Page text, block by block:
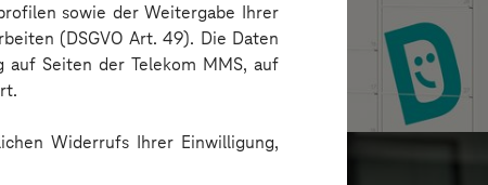
sowie der Weitergabe Ihrer
(DSGVO Art. 49). Die Daten
auf Seiten der Telekom MMS, auf
Widerrufs Ihrer Einwilligung,
Paketautomatennetzwerk